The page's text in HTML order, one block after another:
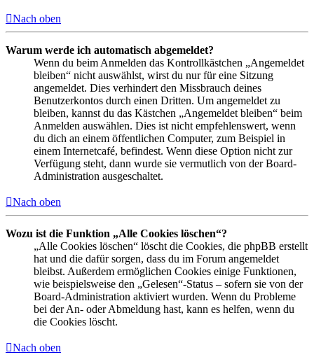
Nach oben
Warum werde ich automatisch abgemeldet?
Wenn du beim Anmelden das Kontrollkästchen „Angemeldet
bleiben“ nicht auswählst, wirst du nur für eine Sitzung
angemeldet. Dies verhindert den Missbrauch deines
Benutzerkontos durch einen Dritten. Um angemeldet zu
bleiben, kannst du das Kästchen „Angemeldet bleiben“ beim
Anmelden auswählen. Dies ist nicht empfehlenswert, wenn
du dich an einem öffentlichen Computer, zum Beispiel in
einem Internetcafé, befindest. Wenn diese Option nicht zur
Verfügung steht, dann wurde sie vermutlich von der Board-
Administration ausgeschaltet.
Nach oben
Wozu ist die Funktion „Alle Cookies löschen“?
„Alle Cookies löschen“ löscht die Cookies, die phpBB erstellt
hat und die dafür sorgen, dass du im Forum angemeldet
bleibst. Außerdem ermöglichen Cookies einige Funktionen,
wie beispielsweise den „Gelesen“-Status – sofern sie von der
Board-Administration aktiviert wurden. Wenn du Probleme
bei der An- oder Abmeldung hast, kann es helfen, wenn du
die Cookies löscht.
Nach oben